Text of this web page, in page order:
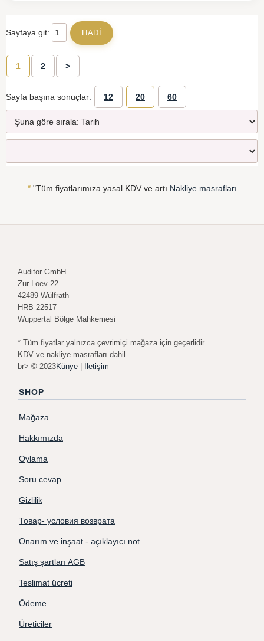
Sayfaya git:
1 2 >
Sayfa başına sonuçlar: 12 20 60
*"Tüm fiyatlarımıza yasal KDV ve artı Nakliye masrafları
Auditor GmbH
Zur Loev 22
42489 Wülfrath
HRB 22517
Wuppertal Bölge Mahkemesi
* Tüm fiyatlar yalnızca çevrimiçi mağaza için geçerlidir
KDV ve nakliye masrafları dahil
br> © 2023Künye | İletişim
SHOP
Mağaza
Hakkımızda
Oylama
Soru cevap
Gizlilik
Товар- условия возврата
Onarım ve inşaat - açıklayıcı not
Satış şartları AGB
Teslimat ücreti
Ödeme
Üreticiler